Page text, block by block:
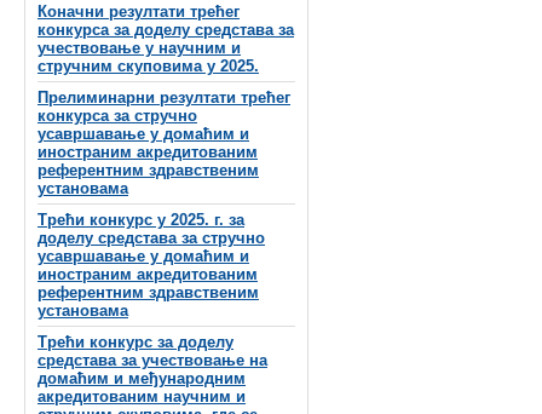
Коначни резултати трећег
конкурса за доделу средстава за
учествовање у научним и
стручним скуповима у 2025.
Прелиминарни резултати трећег
конкурса за стручно
усавршавање у домаћим и
иностраним акредитованим
референтним здравственим
установама
Трећи конкурс у 2025. г. за
доделу средстава за стручно
усавршавање у домаћим и
иностраним акредитованим
референтним здравственим
установама
Трећи конкурс за доделу
средстава за учествовање на
домаћим и међународним
акредитованим научним и